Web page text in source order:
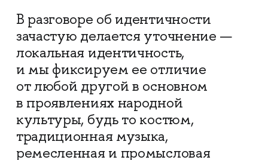
В разговоре об идентичности
зачастую делается уточнение —
локальная идентичность,
и мы фиксируем ее отличие
от любой другой в основном
в проявлениях народной
культуры, будь то костюм,
традиционная музыка,
ремесленная и промысловая